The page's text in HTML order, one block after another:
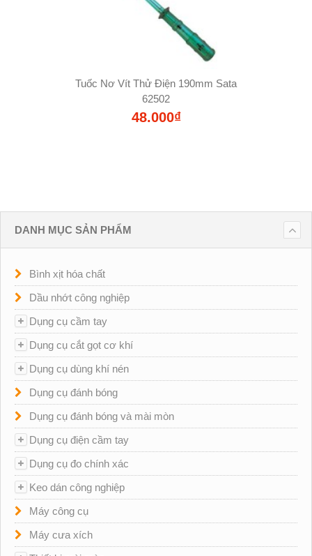
Tuốc Nơ Vít Thử Điện 190mm Sata
62502
48.000₫
DANH MỤC SẢN PHẨM
Bình xịt hóa chất
Dầu nhớt công nghiệp
Dụng cụ cầm tay
Dụng cụ cắt gọt cơ khí
Dụng cụ dùng khí nén
Dụng cụ đánh bóng
Dụng cụ đánh bóng và mài mòn
Dụng cụ điện cầm tay
Dụng cụ đo chính xác
Keo dán công nghiệp
Máy công cụ
Máy cưa xích